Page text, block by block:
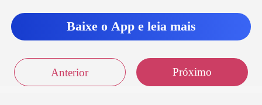
Baixe o App e leia mais
Anterior Próximo